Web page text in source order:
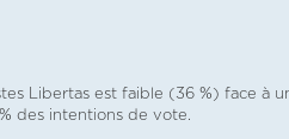
Libertas est faible (36 %) face à
des intentions de vote.